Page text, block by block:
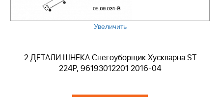
Увеличить
2 ДЕТАЛИ ШНЕКА Снегоуборщик Хускварна ST
224P, 96193012201 2016-04